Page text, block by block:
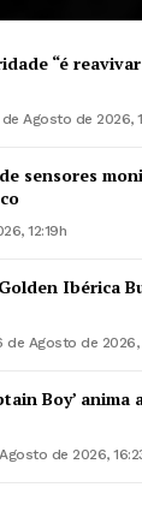
“é
de Agosto de 2026,
sensores
12:19h
Ibérica
de Agosto de 2026,
Boy’ anima
de 2026,